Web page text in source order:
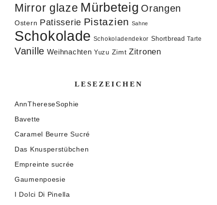
Mirror glaze Mürbeteig Orangen
Ostern Patisserie Pistazien Sahne
Schokolade Schokoladendekor Shortbread Tarte
Vanille Weihnachten Yuzu Zimt Zitronen
LESEZEICHEN
AnnThereseSophie
Bavette
Caramel Beurre Sucré
Das Knusperstübchen
Empreinte sucrée
Gaumenpoesie
I Dolci Di Pinella